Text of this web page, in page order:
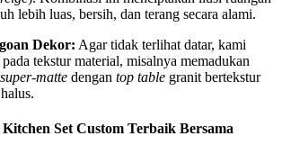
lebih luas, bersih, dan terang secara alami.
Dekor: Agar tidak terlihat datar, kami
tekstur material, misalnya memadukan
super-matte dengan top table granit bertekstur
Kitchen Set Custom Terbaik Bersama